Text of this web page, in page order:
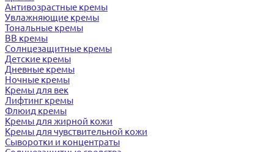
Антивозрастные кремы
Увлажняющие кремы
Тональные кремы
BB кремы
Солнцезащитные кремы
Детские кремы
Дневные кремы
Ночные кремы
Кремы для век
Лифтинг кремы
Флюид кремы
Кремы для жирной кожи
Кремы для чувствительной кожи
Сыворотки и концентраты